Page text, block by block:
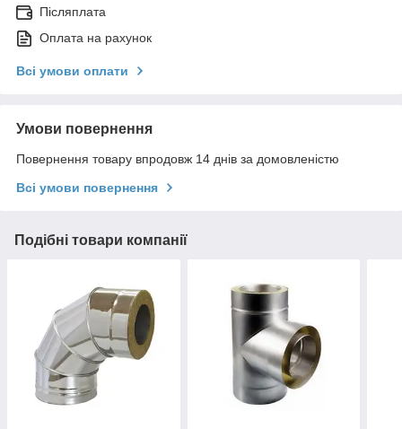
Післяплата
Оплата на рахунок
Всі умови оплати
Умови повернення
Повернення товару впродовж 14 днів за домовленістю
Всі умови повернення
Подібні товари компанії